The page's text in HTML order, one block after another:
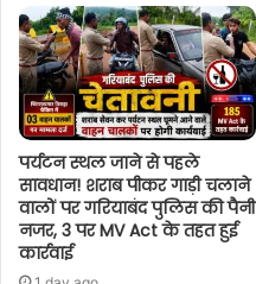
पर्यटन स्थल जाने से पहले
सावधान! शराब पीकर गाड़ी चलाने
वालों पर गरियाबंद पुलिस की पैनी
नजर, 3 पर MV Act के तहत हुई
कार्रवाई